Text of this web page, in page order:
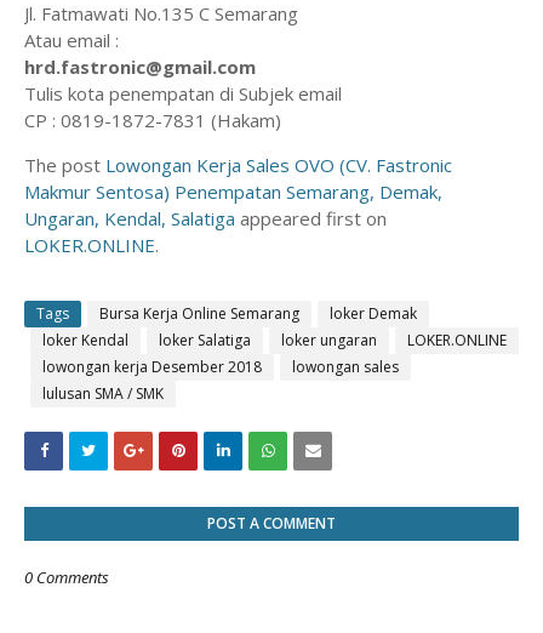
Jl. Fatmawati No.135 C Semarang
Atau email :
hrd.fastronic@gmail.com
Tulis kota penempatan di Subjek email
CP : 0819-1872-7831 (Hakam)
The post Lowongan Kerja Sales OVO (CV. Fastronic
Makmur Sentosa) Penempatan Semarang, Demak,
Ungaran, Kendal, Salatiga appeared first on
LOKER.ONLINE.
Tags Bursa Kerja Online Semarang
loker Demak
loker Kendal
loker Salatiga loker ungaran
LOKER.ONLINE
lowongan kerja Desember 2018
lowongan sales
lulusan SMA / SMK
POST A COMMENT
0 Comments